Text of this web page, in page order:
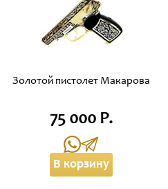
Золотой пистолет Макарова
75 000 Р.
В корзину